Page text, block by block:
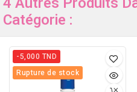
Catégorie :
-5,000 TND
Rupture de stock